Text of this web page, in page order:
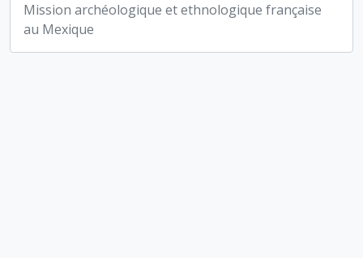
Mission archéologique et ethnologique française
au Mexique